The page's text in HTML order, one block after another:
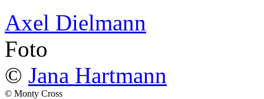
Axel Dielmann
Foto
© Jana Hartmann
© Monty Cross